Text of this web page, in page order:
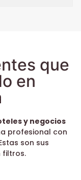
que
en
y negocios
profesional con
son sus
filtros.